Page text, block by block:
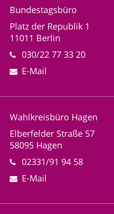
Bundestagsbüro
Platz der Republik 1
11011 Berlin
030/22 77 33 20
E-Mail
Wahlkreisbüro Hagen
Elberfelder Straße 57
58095 Hagen
02331/91 94 58
E-Mail